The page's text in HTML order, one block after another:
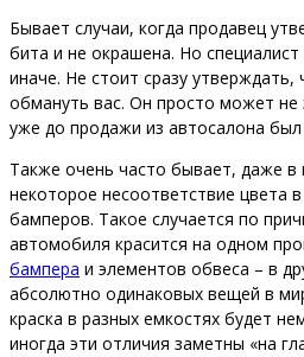
Бывает случаи, когда продавец
бита и не окрашена. Но
иначе. Не стоит сразу
обмануть вас. Он просто может не
уже до продажи из автосалона
Также очень часто бывает, даже
некоторое несоответствие цвета
бамперов. Такое случается по
автомобиля красится на одном
бампера и элементов обвеса – в
абсолютно одинаковых вещей в
краска в разных емкостях будет
иногда эти отличия заметны «на